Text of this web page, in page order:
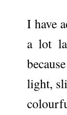
I have
a lot
light,